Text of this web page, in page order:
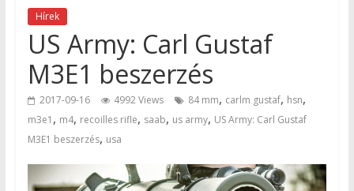
Hírek
US Army: Carl Gustaf
M3E1 beszerzés
2017-09-16 4992 Views 84 mm, carlm gustaf, hsn,
m3e1 , m4, recoilles rifle, saab, us army, US Army: Carl Gustaf
M3E1 beszerzés, usa